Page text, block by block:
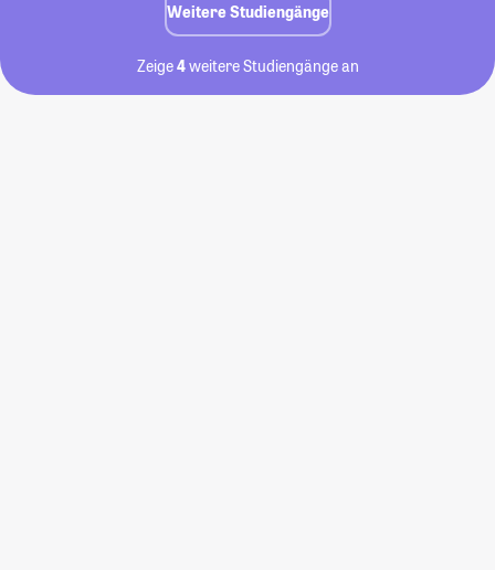
Weitere Studiengänge
Zeige4weitere Studiengänge an